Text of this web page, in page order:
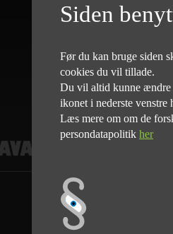
Kontakt, salg
Telefon: 75 82 84 22
Email: mail@nyvejlecaravan.dk
Man-Fre
Siden
Før du kan bruge siden
cookies du vil tillade.
Du vil altid kunne ændre
ikonet i nederste venstre
Læs mere om om de
persondatapolitik her